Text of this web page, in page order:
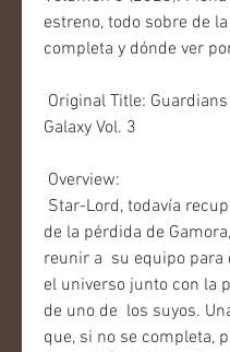
estreno, todo sobre de
completa y dónde ver
Galaxy Vol. 3
Overview:
de la pérdida de
reunir a  su equipo para
el universo junto con la
de uno de  los suyos.
que, si no se completa,